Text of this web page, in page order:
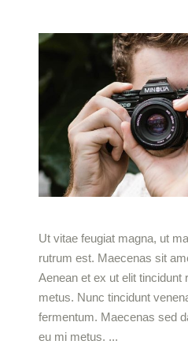
Ut vitae feugiat magna, ut
rutrum est. Maecenas sit
Aenean et ex ut elit tincidunt
metus. Nunc tincidunt
fermentum. Maecenas sed
eu mi metus.